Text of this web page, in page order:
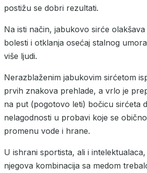
postižu se dobri rezultati.
Na isti način, jabukovo sirće
bolesti i otklanja osećaj stalnog
više ljudi.
Nerazblaženim jabukovim sirćetom
prvih znakova prehlade, a vrlo je
na put (pogotovo leti) bočicu sirćeta
nelagodnosti u probavi koje se
promenu vode i hrane.
U ishrani sportista, ali i
njegova kombinacija sa medom